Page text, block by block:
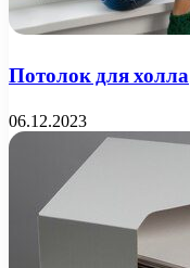
Потолок для холла
06.12.2023